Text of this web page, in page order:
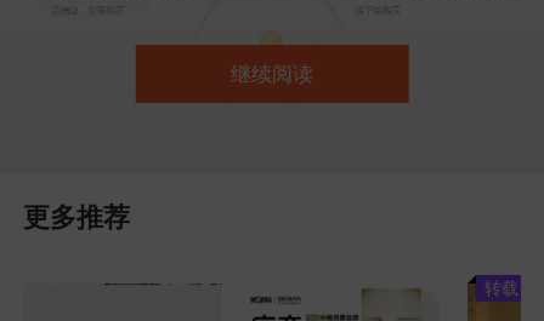
继续阅读
更多推荐
转载